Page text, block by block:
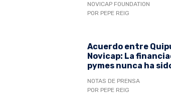
NOVICAP FOUNDATION
POR PEPE REIG
Acuerdo entre
Novicap: La
pymes nunca ha
NOTAS DE PRENSA
POR PEPE REIG